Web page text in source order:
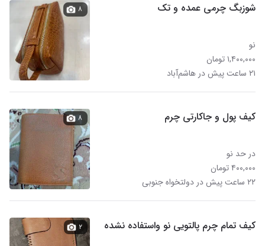
شوزبگ چرمی عمده و تک
نو
۱,۴۰۰,۰۰۰ تومان
۲۱ ساعت پیش در هاشم‌آباد
۸
کیف پول و جاکارتی چرم
در حد نو
۴۰۰,۰۰۰ تومان
۲۲ ساعت پیش در دولتخواه جنوبی
۸
کیف تمام چرم پالتویی نو واستفاده نشده ۲